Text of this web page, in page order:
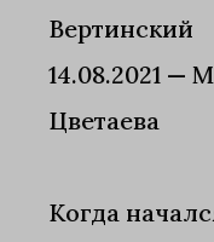
Вертинский
14.08.2021 —
Цветаева
Когда